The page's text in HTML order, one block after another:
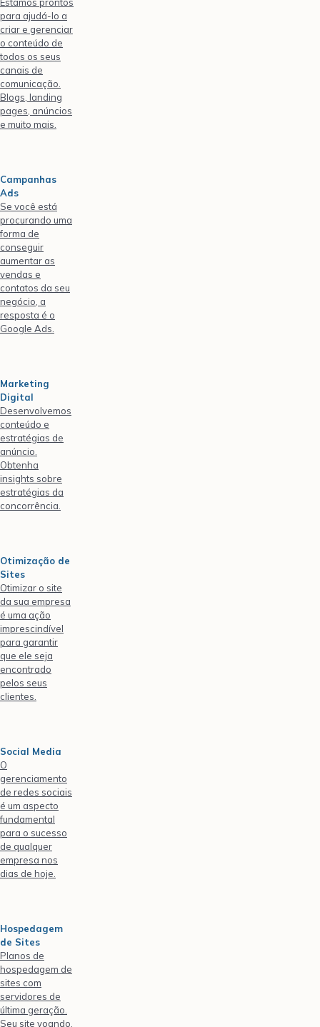
para ajudá-lo a
criar e gerenciar
o conteúdo de
todos os seus
canais de
comunicação.
Blogs, landing
pages, anúncios
e muito mais.
Campanhas
Ads
Se você está
procurando uma
forma de
conseguir
aumentar as
vendas e
contatos da seu
negócio, a
resposta é o
Google Ads.
Marketing
Digital
Desenvolvemos
conteúdo e
estratégias de
anúncio.
Obtenha
insights sobre
estratégias da
concorrência.
Otimização de
Sites
Otimizar o site
da sua empresa
é uma ação
imprescindível
para garantir
que ele seja
encontrado
pelos seus
clientes.
Social Media
O
gerenciamento
de redes sociais
é um aspecto
fundamental
para o sucesso
de qualquer
empresa nos
dias de hoje.
Hospedagem
de Sites
Planos de
hospedagem de
sites com
servidores de
última geração.
Seu site voando.